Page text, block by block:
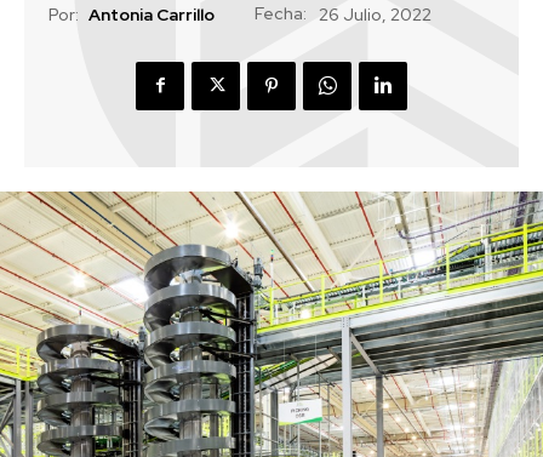
Por: Antonia Carrillo Fecha: 26 Julio, 2022